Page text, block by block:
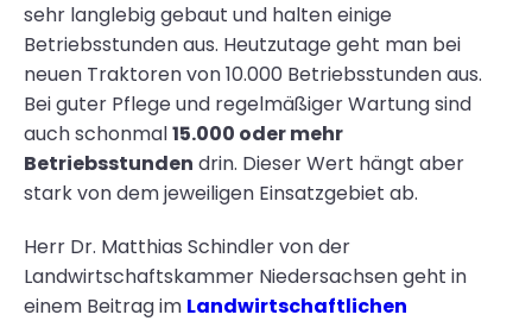
sehr langlebig gebaut und halten einige
Betriebsstunden aus. Heutzutage geht man bei
neuen Traktoren von 10.000 Betriebsstunden aus.
Bei guter Pflege und regelmäßiger Wartung sind
auch schonmal15.000 oder mehr
Betriebsstunden drin. Dieser Wert hängt aber
stark von dem jeweiligen Einsatzgebiet ab.
Herr Dr. Matthias Schindler von der
Landwirtschaftskammer Niedersachsen geht in
einem Beitrag im Landwirtschaftlichen